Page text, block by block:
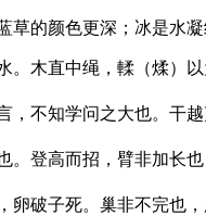
的颜色更深；冰是水凝
直中绳，輮（煣）
知学问之大也。干
高而招，臂非加长
子死。巢非不完也